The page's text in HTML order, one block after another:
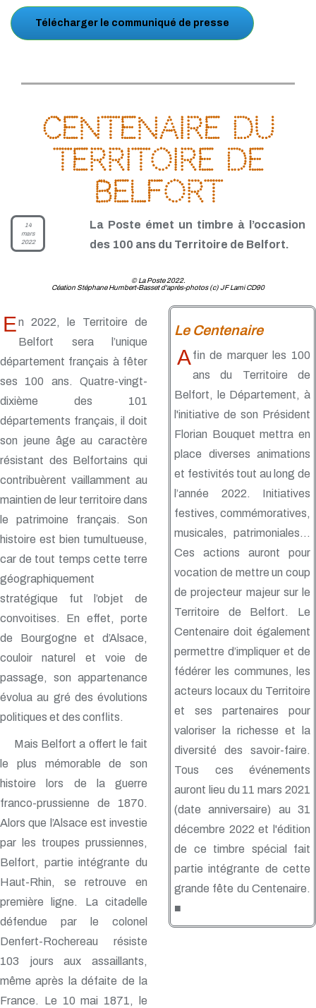
Télécharger le communiqué de presse
Centenaire du
territoire de
Belfort
14
mars
2022
La Poste émet un timbre à l’occasion
des 100 ans du Territoire de Belfort.
© La Poste 2022.
Céation Stéphane Humbert-Basset d'après-photos (c) JF Lami CD90
En 2022, le Territoire de
Belfort sera l’unique
département français à fêter
ses 100 ans. Quatre-vingt-
dixième des 101
départements français, il doit
son jeune âge au caractère
résistant des Belfortains qui
contribuèrent vaillamment au
maintien de leur territoire dans
le patrimoine français. Son
histoire est bien tumultueuse,
car de tout temps cette terre
géographiquement
stratégique fut l’objet de
convoitises. En effet, porte
de Bourgogne et d’Alsace,
couloir naturel et voie de
passage, son appartenance
évolua au gré des évolutions
politiques et des conflits.
Mais Belfort a offert le fait
le plus mémorable de son
histoire lors de la guerre
franco-prussienne de 1870.
Alors que l’Alsace est investie
par les troupes prussiennes,
Belfort, partie intégrante du
Haut-Rhin, se retrouve en
première ligne. La citadelle
défendue par le colonel
Denfert-Rochereau résiste
103 jours aux assaillants,
même après la défaite de la
France. Le 10 mai 1871, le
Le Centenaire
Afin de marquer les 100
ans du Territoire de
Belfort, le Département, à
l'initiative de son Président
Florian Bouquet mettra en
place diverses animations
et festivités tout au long de
l’année 2022. Initiatives
festives, commémoratives,
musicales, patrimoniales…
Ces actions auront pour
vocation de mettre un coup
de projecteur majeur sur le
Territoire de Belfort. Le
Centenaire doit également
permettre d’impliquer et de
fédérer les communes, les
acteurs locaux du Territoire
et ses partenaires pour
valoriser la richesse et la
diversité des savoir-faire.
Tous ces événements
auront lieu du 11 mars 2021
(date anniversaire) au 31
décembre 2022 et l'édition
de ce timbre spécial fait
partie intégrante de cette
grande fête du Centenaire.
■